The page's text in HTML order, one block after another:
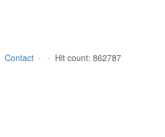
Contact · · Hit count: 862787